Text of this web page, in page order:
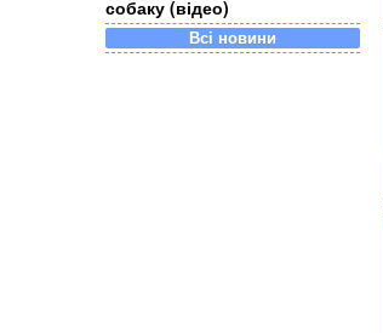
собаку (відео)
Всі новини